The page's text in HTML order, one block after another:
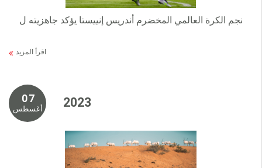
نجم الكرة العالمي المخضرم أندريس إنييستا يؤكد جاهزيته ل
اقرأ المزيد
0 7
أغسطس 2 0 2 3